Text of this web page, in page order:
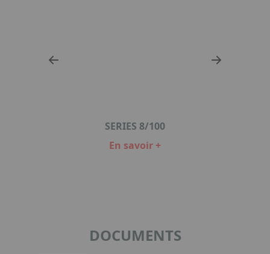
SERIES 8/100
En savoir +
DOCUMENTS